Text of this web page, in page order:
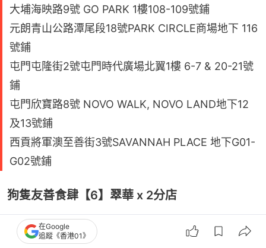
大埔海映路9號 GO PARK 1樓108-109號鋪
元朗青山公路潭尾段18號PARK CIRCLE商場地下 116
號鋪
屯門屯隆街2號屯門時代廣場北翼1樓 6-7 & 20-21號
鋪
屯門欣寶路8號 NOVO WALK, NOVO LAND地下12
及13號鋪
西貢將軍澳至善街3號SAVANNAH PLACE 地下G01-
G02號鋪
狗隻友善食肆【6】翠華 x 2分店
地址：在Google
追蹤《香港01》